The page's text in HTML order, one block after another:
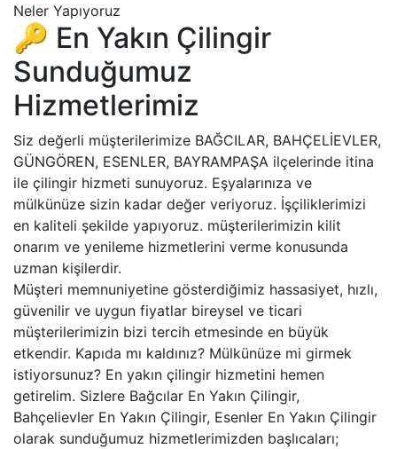
Neler Yapıyoruz
🔑 En Yakın Çilingir
Sunduğumuz
Hizmetlerimiz
Siz değerli müşterilerimize BAĞCILAR, BAHÇELİEVLER,
GÜNGÖREN, ESENLER, BAYRAMPAŞA ilçelerinde itina
ile çilingir hizmeti sunuyoruz. Eşyalarınıza ve
mülkünüze sizin kadar değer veriyoruz. İşçiliklerimizi
en kaliteli şekilde yapıyoruz. müşterilerimizin kilit
onarım ve yenileme hizmetlerini verme konusunda
uzman kişilerdir.
Müşteri memnuniyetine gösterdiğimiz hassasiyet, hızlı,
güvenilir ve uygun fiyatlar bireysel ve ticari
müşterilerimizin bizi tercih etmesinde en büyük
etkendir. Kapıda mı kaldınız? Mülkünüze mi girmek
istiyorsunuz? En yakın çilingir hizmetini hemen
getirelim. Sizlere Bağcılar En Yakın Çilingir,
Bahçelievler En Yakın Çilingir, Esenler En Yakın Çilingir
olarak sunduğumuz hizmetlerimizden başlıcaları;